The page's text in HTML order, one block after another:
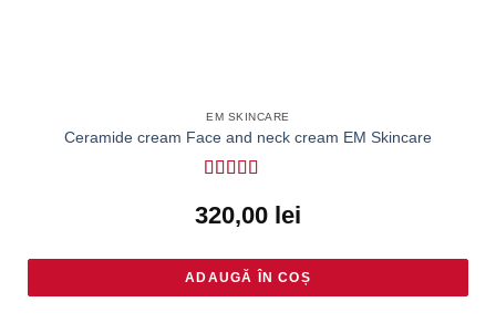
EM SKINCARE
Ceramide cream Face and neck cream EM Skincare
out of 5
320,00 lei
ADAUGĂ ÎN COȘ